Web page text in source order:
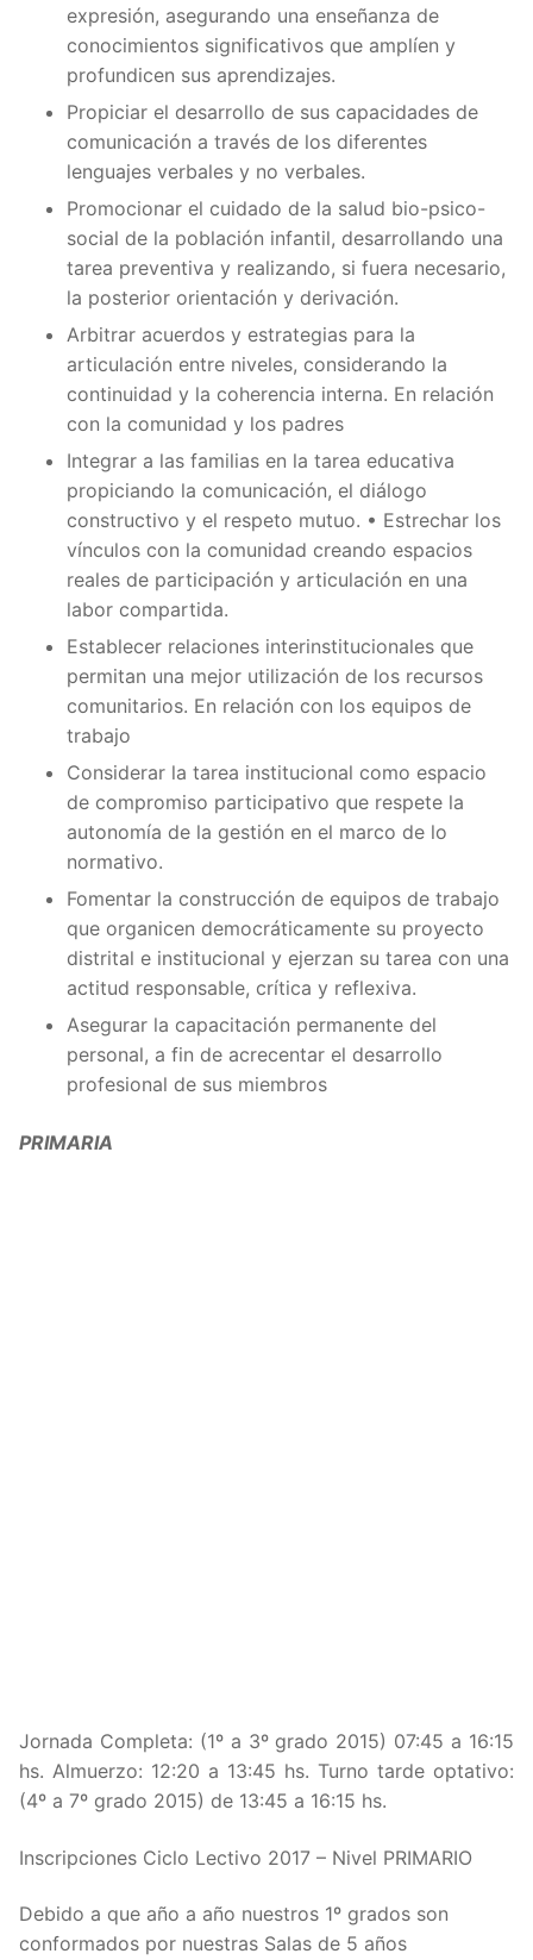
expresión, asegurando una enseñanza de
conocimientos significativos que amplíen y
profundicen sus aprendizajes.
Propiciar el desarrollo de sus capacidades de
comunicación a través de los diferentes
lenguajes verbales y no verbales.
Promocionar el cuidado de la salud bio-psico-
social de la población infantil, desarrollando una
tarea preventiva y realizando, si fuera necesario,
la posterior orientación y derivación.
Arbitrar acuerdos y estrategias para la
articulación entre niveles, considerando la
continuidad y la coherencia interna. En relación
con la comunidad y los padres
Integrar a las familias en la tarea educativa
propiciando la comunicación, el diálogo
constructivo y el respeto mutuo. • Estrechar los
vínculos con la comunidad creando espacios
reales de participación y articulación en una
labor compartida.
Establecer relaciones interinstitucionales que
permitan una mejor utilización de los recursos
comunitarios. En relación con los equipos de
trabajo
Considerar la tarea institucional como espacio
de compromiso participativo que respete la
autonomía de la gestión en el marco de lo
normativo.
Fomentar la construcción de equipos de trabajo
que organicen democráticamente su proyecto
distrital e institucional y ejerzan su tarea con una
actitud responsable, crítica y reflexiva.
Asegurar la capacitación permanente del
personal, a fin de acrecentar el desarrollo
profesional de sus miembros
PRIMARIA
Jornada Completa: (1º a 3º grado 2015) 07:45 a 16:15
hs. Almuerzo: 12:20 a 13:45 hs. Turno tarde optativo:
(4º a 7º grado 2015) de 13:45 a 16:15 hs.
Inscripciones Ciclo Lectivo 2017 – Nivel PRIMARIO
Debido a que año a año nuestros 1º grados son
conformados por nuestras Salas de 5 años